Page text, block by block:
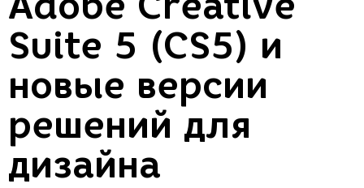
Suite 5 (CS5) и
новые версии
решений для
дизайна